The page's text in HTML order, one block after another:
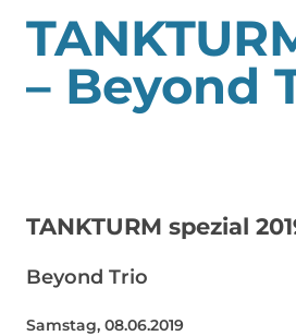
– Beyond
TANKTURM spezial
Beyond Trio
Samstag, 08.06.2019